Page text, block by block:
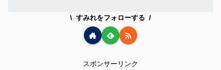
すみれをフォローする
スポンサーリンク